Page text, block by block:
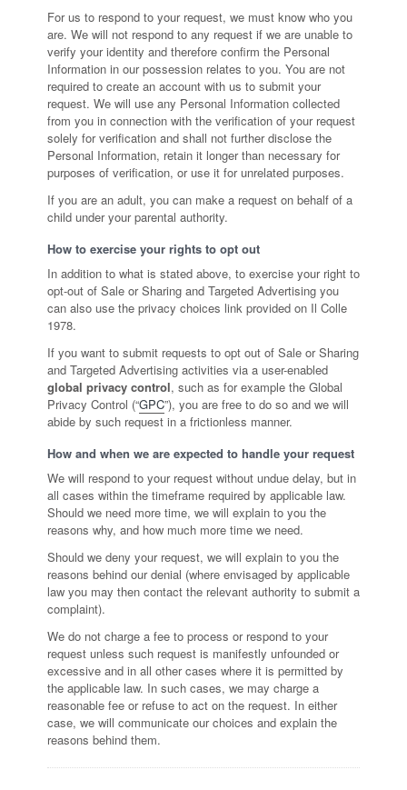
For us to respond to your request, we must know who you
are. We will not respond to any request if we are unable to
verify your identity and therefore confirm the Personal
Information in our possession relates to you. You are not
required to create an account with us to submit your
request. We will use any Personal Information collected
from you in connection with the verification of your request
solely for verification and shall not further disclose the
Personal Information, retain it longer than necessary for
purposes of verification, or use it for unrelated purposes.
If you are an adult, you can make a request on behalf of a
child under your parental authority.
How to exercise your rights to opt out
In addition to what is stated above, to exercise your right to
opt-out of Sale or Sharing and Targeted Advertising you
can also use the privacy choices link provided on Il Colle
1978.
If you want to submit requests to opt out of Sale or Sharing
and Targeted Advertising activities via a user-enabled
global privacy control, such as for example the Global
Privacy Control (“GPC”), you are free to do so and we will
abide by such request in a frictionless manner.
How and when we are expected to handle your request
We will respond to your request without undue delay, but in
all cases within the timeframe required by applicable law.
Should we need more time, we will explain to you the
reasons why, and how much more time we need.
Should we deny your request, we will explain to you the
reasons behind our denial (where envisaged by applicable
law you may then contact the relevant authority to submit a
complaint).
We do not charge a fee to process or respond to your
request unless such request is manifestly unfounded or
excessive and in all other cases where it is permitted by
the applicable law. In such cases, we may charge a
reasonable fee or refuse to act on the request. In either
case, we will communicate our choices and explain the
reasons behind them.